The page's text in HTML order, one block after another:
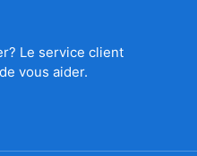
Le service client
vous aider.